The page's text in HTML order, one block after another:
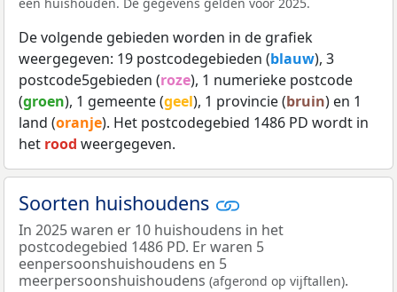
De volgende gebieden worden in de grafiek
weergegeven: 19 postcodegebieden (blauw), 3
postcode5gebieden (roze), 1 numerieke postcode
(groen), 1 gemeente (geel), 1 provincie (bruin) en 1
land (oranje). Het postcodegebied 1486 PD wordt in
het rood weergegeven.
Soorten huishoudens
In 2025 waren er 10 huishoudens in het
postcodegebied 1486 PD. Er waren 5
eenpersoonshuishoudens en 5
meerpersoonshuishoudens (afgerond op vijftallen).